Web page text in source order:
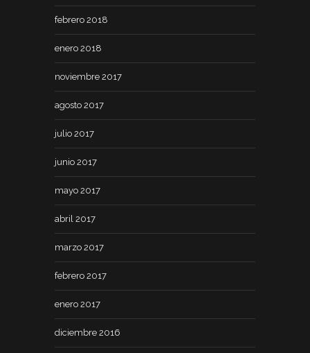
febrero 2018
enero 2018
noviembre 2017
agosto 2017
julio 2017
junio 2017
mayo 2017
abril 2017
marzo 2017
febrero 2017
enero 2017
diciembre 2016